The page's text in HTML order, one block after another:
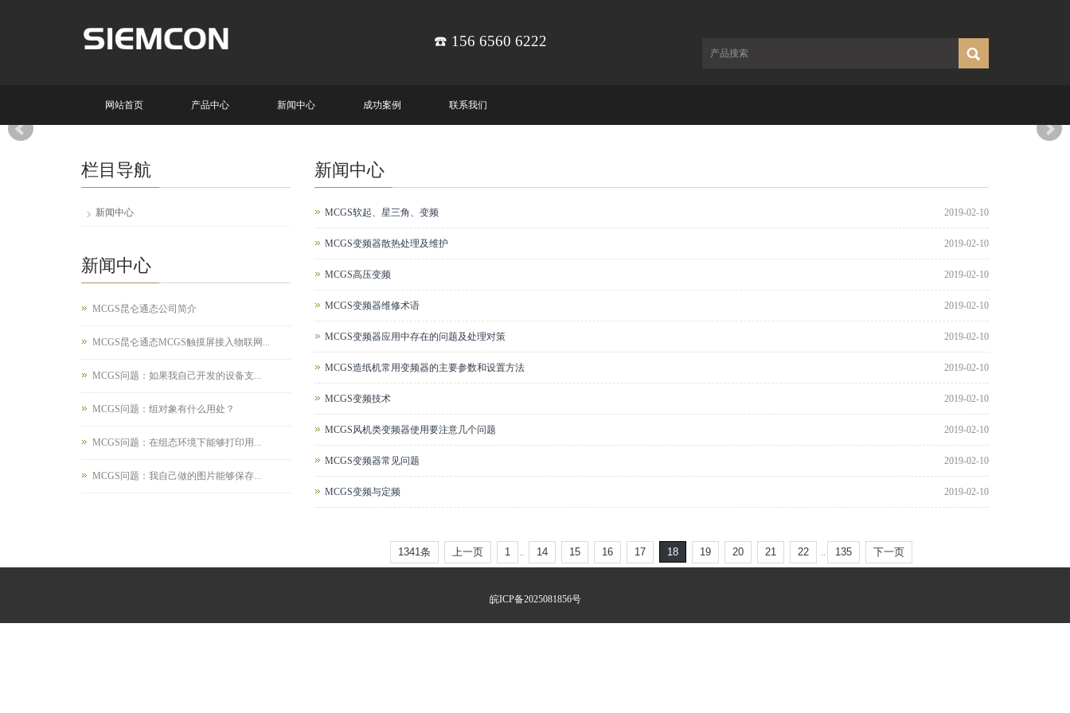
☎️ 156 6560 6222
网站首页 产品中心 新闻中心 成功案例 联系我们
新闻中心
MCGS软起、星三角、变频 2019-02-10
MCGS变频器散热处理及维护 2019-02-10
MCGS高压变频 2019-02-10
MCGS变频器维修术语 2019-02-10
MCGS变频器应用中存在的问题及处理对策 2019-02-10
MCGS造纸机常用变频器的主要参数和设置方法 2019-02-10
MCGS变频技术 2019-02-10
MCGS风机类变频器使用要注意几个问题 2019-02-10
MCGS变频器常见问题 2019-02-10
MCGS变频与定频 2019-02-10
1341条 上一页 1 .. 14 15 16 17 18 19 20 21 22 .. 135 下一页
栏目导航
新闻中心
新闻中心
MCGS昆仑通态公司简介
MCGS昆仑通态MCGS触摸屏接入物联网...
MCGS问题：如果我自己开发的设备支...
MCGS问题：组对象有什么用处？
MCGS问题：在组态环境下能够打印用...
MCGS问题：我自己做的图片能够保存...
皖ICP备2025081856号